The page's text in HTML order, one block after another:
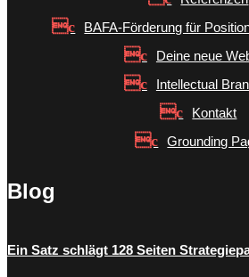
BAFA-Förderung für
Deine neue
Intellectual
Kontakt
Grounding
Blog
Ein Satz schlägt 128 Seiten